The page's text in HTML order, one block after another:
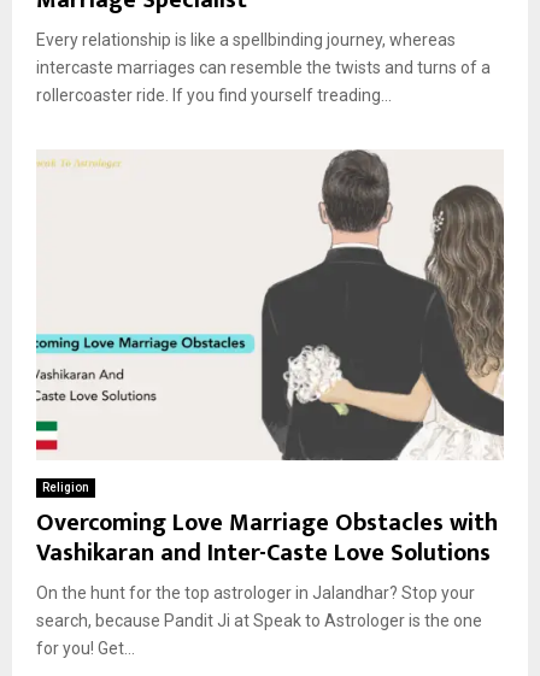
Every relationship is like a spellbinding journey, whereas
intercaste marriages can resemble the twists and turns of a
rollercoaster ride. If you find yourself treading...
Religion
Overcoming Love Marriage Obstacles with
Vashikaran and Inter-Caste Love Solutions
On the hunt for the top astrologer in Jalandhar? Stop your
search, because Pandit Ji at Speak to Astrologer is the one
for you! Get...